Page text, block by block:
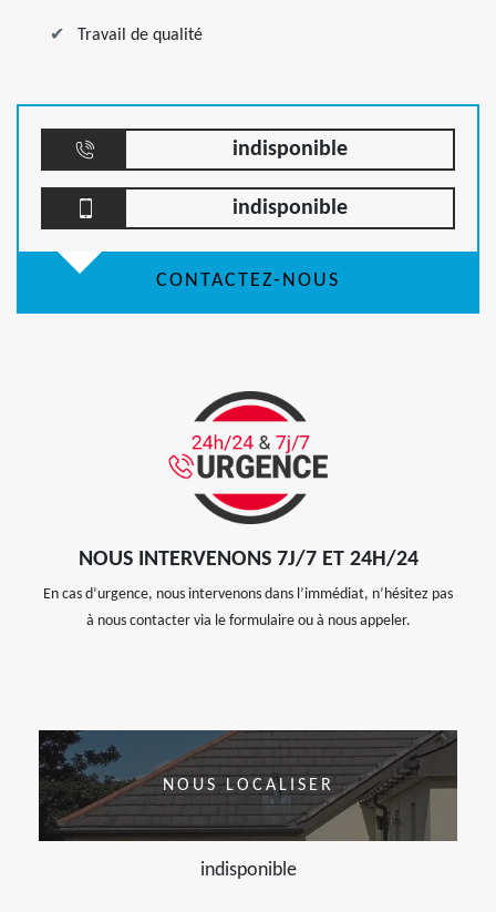
Travail de qualité
indisponible
indisponible
CONTACTEZ-NOUS
NOUS INTERVENONS 7J/7 ET 24H/24
En cas d’urgence, nous intervenons dans l’immédiat, n’hésitez pas
à nous contacter via le formulaire ou à nous appeler.
NOUS LOCALISER
indisponible